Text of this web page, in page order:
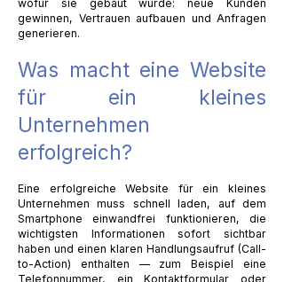
wofür sie gebaut wurde: neue Kunden
gewinnen, Vertrauen aufbauen und Anfragen
generieren.
Was macht eine Website
für ein kleines
Unternehmen
erfolgreich?
Eine erfolgreiche Website für ein kleines
Unternehmen muss schnell laden, auf dem
Smartphone einwandfrei funktionieren, die
wichtigsten Informationen sofort sichtbar
haben und einen klaren Handlungsaufruf (Call-
to-Action) enthalten — zum Beispiel eine
Telefonnummer, ein Kontaktformular oder